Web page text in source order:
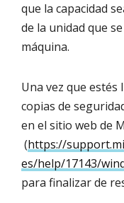
que la capacidad
de la unidad que
máquina.
Una vez que
copias de
en el sitio web de
(https://
es/help/17143/
para finalizar de